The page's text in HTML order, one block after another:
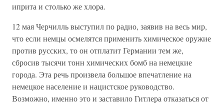
иприта и столько же хлора.
12 мая Черчилль выступил по радио, заявив на весь мир,
что если немцы осмелятся применить химическое оружие
против русских, то он отплатит Германии тем же,
сбросив тысячи тонн химических бомб на немецкие
города. Эта речь произвела большое впечатление на
немецкое население и нацистское руководство.
Возможно, именно это и заставило Гитлера отказаться от